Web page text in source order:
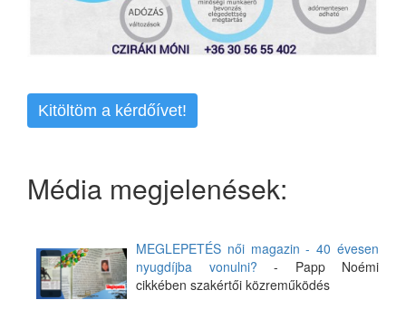
Kitöltöm a kérdőívet!
Média megjelenések:
MEGLEPETÉS női magazin - 40 évesen
nyugdíjba vonulni? - Papp Noémi
cikkében szakértői közreműködés